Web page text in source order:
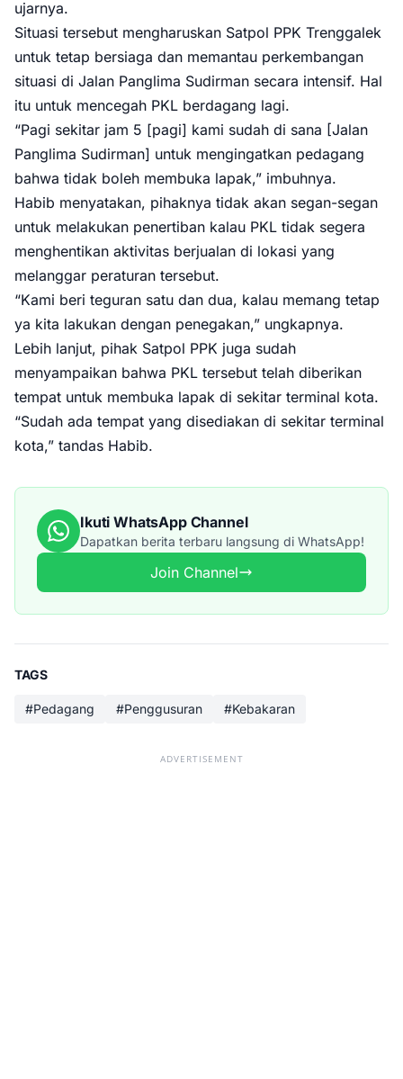
ujarnya.
Situasi tersebut mengharuskan Satpol PPK Trenggalek
untuk tetap bersiaga dan memantau perkembangan
situasi di Jalan Panglima Sudirman secara intensif. Hal
itu untuk mencegah PKL berdagang lagi.
“Pagi sekitar jam 5 [pagi] kami sudah di sana [Jalan
Panglima Sudirman] untuk mengingatkan pedagang
bahwa tidak boleh membuka lapak,” imbuhnya.
Habib menyatakan, pihaknya tidak akan segan-segan
untuk melakukan penertiban kalau PKL tidak segera
menghentikan aktivitas berjualan di lokasi yang
melanggar peraturan tersebut.
“Kami beri teguran satu dan dua, kalau memang tetap
ya kita lakukan dengan penegakan,” ungkapnya.
Lebih lanjut, pihak Satpol PPK juga sudah
menyampaikan bahwa PKL tersebut telah diberikan
tempat untuk membuka lapak di sekitar terminal kota.
“Sudah ada tempat yang disediakan di sekitar terminal
kota,” tandas Habib.
Ikuti WhatsApp Channel
Dapatkan berita terbaru langsung di WhatsApp!
Join Channel
TAGS
#Pedagang #Penggusuran #Kebakaran
ADVERTISEMENT